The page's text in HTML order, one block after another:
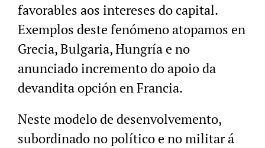
favorables aos intereses do capital.
Exemplos deste fenómeno atopamos en
Grecia, Bulgaria, Hungría e no
anunciado incremento do apoio da
devandita opción en Francia.
Neste modelo de desenvolvemento,
subordinado no político e no militar á